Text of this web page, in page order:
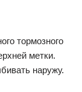
тормозного
метки.
наружу.